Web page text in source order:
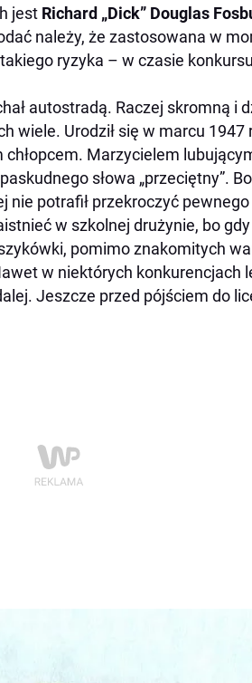
jest Richard „Dick” Douglas
należy, że zastosowana w
ryzyka – w czasie
autostradą. Raczej skromną i
wiele. Urodził się w marcu 1947
chłopcem. Marzycielem
słowa „przeciętny”.
nie potrafił przekroczyć
w szkolnej drużynie, bo gdy
pomimo znakomitych
w niektórych konkurencjach
Jeszcze przed pójściem do